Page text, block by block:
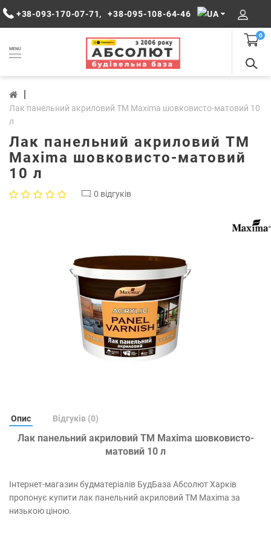
+38-093-170-07-71, +38-095-108-64-46
MENU
0
Лак панельний акриловий TM Maxima шовковисто-матовий 10
л
Лак панельний акриловий TM
Maxima шовковисто-матовий
10 л
0 відгуків
Опис Відгуків (0)
Лак панельний акриловий TM Maxima шовковисто-
матовий 10 л
Інтернет-магазин будматеріалів БудБаза Абсолют Харків
пропонує купити лак панельний акриловий TM Maxima за
низькою ціною.